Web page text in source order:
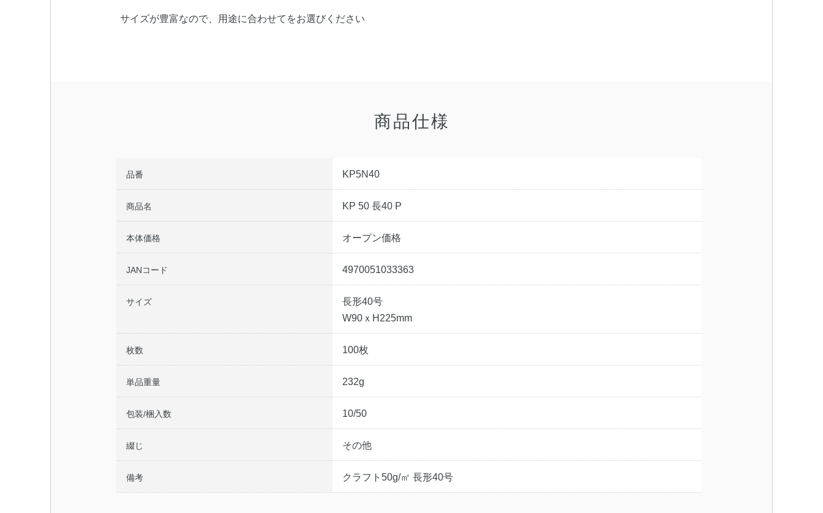
サイズが豊富なので、用途に合わせてをお選びください
商品仕様
品番 KP5N40
商品名 KP 50 長40 P
本体価格 オープン価格
JANコード 4970051033363
サイズ
長形40号
W90ｘH225mm
枚数 100枚
単品重量 232g
包装/梱入数 10/50
綴じ その他
備考 クラフト50g/㎡ 長形40号